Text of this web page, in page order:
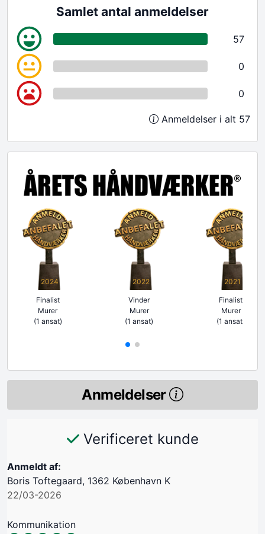
Samlet antal anmeldelser
57
0
0
Anmeldelser i alt 57
2024
Finalist
Murer
(1 ansat)
2022
Vinder
Murer
(1 ansat)
2021
Finalist
Murer
(1 ansat)
Anmeldelser
Verificeret kunde
Anmeldt af:
Boris Toftegaard, 1362 København K
22/03-2026
Kommunikation